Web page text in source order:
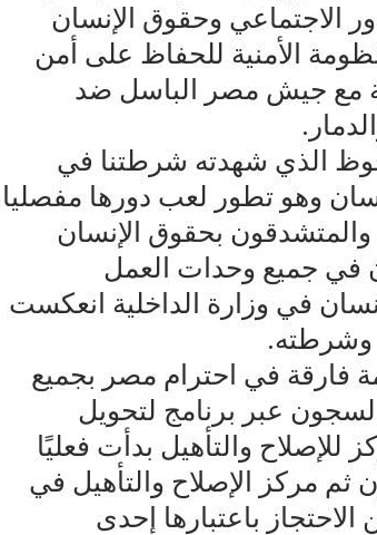
الاجتماعي وحقوق الإنسان
الأمنية للحفاظ على أمن
مع جيش مصر الباسل ضد
الذي شهدته شرطتنا في
وهو تطور لعب دورها مفصليا
بحقوق الإنسان
في جميع وحدات العمل
في وزارة الداخلية انعكست
وشرطته.
فارقة في احترام مصر بجميع
السجون عبر برنامج لتحويل
والتأهيل بدأت فعليًا
ثم مركز الإصلاح والتأهيل في
باعتبارها إحدى